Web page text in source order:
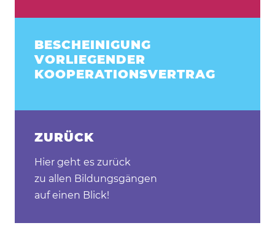
BESCHEINIGUNG
VORLIEGENDER
KOOPERATIONSVERTRAG
ZURÜCK
Hier geht es zurück
zu allen Bildungsgängen
auf einen Blick!